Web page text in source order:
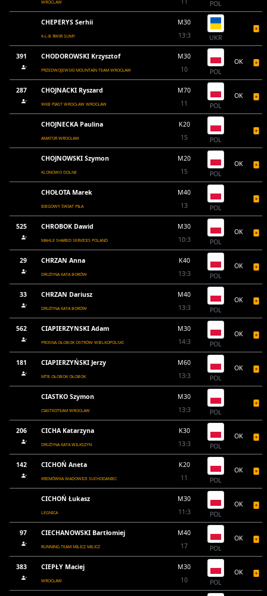
WROCLAW POL
CHEPERYS Serhii
K-L-B ЯWIR SUMY
M30
13:3
UKR
391 CHODOROWSKI Krzysztof
PRZEDWOJEWSKI MOUNTAIN TEAM WROCŁAW
M30
10
POL
OK
287 CHOJNACKI Ryszard
WKB PIAST WROCŁAW WROCŁAW
M70
11
POL
OK
CHOJNECKA Paulina
AMATOR WROCŁAW
K20
15
POL
CHOJNOWSKI Szymon
KLONOWO DOLNE
M20
15
POL
OK
CHOŁOTA Marek
BIEGOWY ŚWIAT PIŁA
M40
13
POL
525 CHROBOK Dawid
MAHLE SHARED SERVICES POLAND
M30
10:3
POL
OK
29 CHRZAN Anna
DRUŻYNA KATA BORÓW
K40
13:3
POL
OK
33 CHRZAN Dariusz
DRUŻYNA KATA BORÓW
M40
13:3
POL
OK
562 CIAPIERZYNSKI Adam
PROSNA OŁOBOK OSTRÓW WIELKOPOLSKI
M30
14:3
POL
OK
181 CIAPIERZYŃSKI Jerzy
MTB OŁOBOK OŁOBOK
M60
13:3
POL
OK
CIASTKO Szymon
CIASTKOTEAM WROCŁAW
M30
13:3
POL
206 CICHA Katarzyna
DRUŻYNA KATA WILKSZYN
K30
13:3
POL
OK
142 CICHOŃ Aneta
KREMÓWKA WADOWICE SUCHODANIEC
K20
11
POL
OK
CICHOŃ Łukasz
LEGNICA
M30
11:3
POL
OK
97 CIECHANOWSKI Bartłomiej
RUNNING TEAM MILICZ MILICZ
M40
17
POL
OK
383 CIEPŁY Maciej
WROCŁAW
M30
10
POL
OK